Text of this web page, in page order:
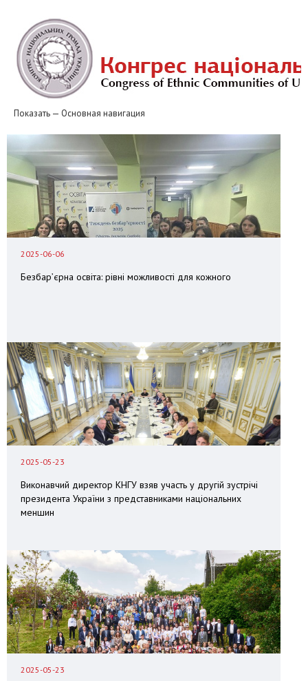
основному
содержанию
Основная
навигация
Показать — Основная навигация
Новини
Національні громади
Європейський табір
Табір «Джерела толерантності» та «Джерела порозуміння»
Клуби толерантності
Контакти
Звіти
2025-06-06
Безбар’єрна освіта: рівні можливості для кожного
2025-05-23
Виконавчий директор КНГУ взяв участь у другій зустрічі
президента України з представниками національних
меншин
2025-05-23